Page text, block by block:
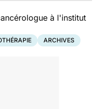
à l'institut
ARCHIVES